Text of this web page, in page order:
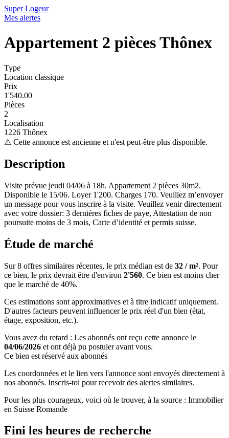
Super Logeur
Mes alertes
Appartement 2 pièces Thônex
Type
Location classique
Prix
1'540.00
Pièces
2
Localisation
1226 Thônex
⚠ Cette annonce est ancienne et n'est peut-être plus disponible.
Description
Visite prévue jeudi 04/06 à 18h. Appartement 2 pièces 30m2.
Disponible le 15/06. Loyer 1'200. Charges 170. Veuillez m’envoyer
un message pour vous inscrire à la visite. Veuillez venir directement
avec votre dossier: 3 dernières fiches de paye, Attestation de non
poursuite moins de 3 mois, Carte d’identité et permis suisse.
Étude de marché
Sur 8 offres similaires récentes, le prix médian est de 32 / m². Pour
ce bien, le prix devrait être d'environ 2'560. Ce bien est moins cher
que le marché de 40%.
Ces estimations sont approximatives et à titre indicatif uniquement.
D'autres facteurs peuvent influencer le prix réel d'un bien (état,
étage, exposition, etc.).
Vous avez du retard : Les abonnés ont reçu cette annonce le
04/06/2026 et ont déjà pu postuler avant vous.
Ce bien est réservé aux abonnés
Les coordonnées et le lien vers l'annonce sont envoyés directement à
nos abonnés. Inscris-toi pour recevoir des alertes similaires.
Pour les plus courageux, voici où le trouver, à la source : Immobilier
en Suisse Romande
Fini les heures de recherche